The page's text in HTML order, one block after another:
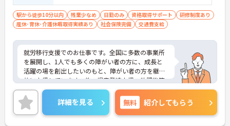
援・直接支援の経験がある方歓迎
駅から徒歩10分以内 残業少なめ 日勤のみ 資格取得サポート
研修制度あり
産休･育休･介護休暇取得実績あり
社会保険完備 交通費支給
就労移行支援でのお仕事です。全国に多数の事業所
を展開し、1人でも多くの障がい者の方に、成長と
活躍の場を創出したいのもと、障がい者の方を継続
的に支援しています。他、児童発達支援、放課後等
デイサービスも展開しており安定感も抜群です。
ご興味ある方には、面接対策ポイントなど、さらに
詳細をお話しいたしますのでお気軽にご相談くださ
い！
詳細を見る 無料 紹介してもらう